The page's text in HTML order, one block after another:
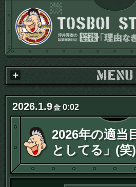
2026.1.9金0:02
2026年の適当
としてる」(笑)